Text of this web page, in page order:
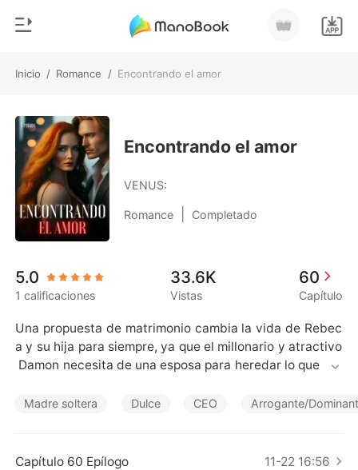
Inicio / Romance / Encontrando el amor
Recargar
Historia
Salir
Instalar APP
Género
Moderno
Hombre Lobo
Cuentos
Urbano
Cuentos Cortos
Encontrando el amor
VENUS:
Romance Completado
5.0
1 calificaciones
33.6K
Vistas
60
Capítulo
Una propuesta de matrimonio cambia la vida de Rebec
a y su hija para siempre, ya que el millonario y atractivo
Damon necesita de una esposa para heredar lo que por
ar una gran riqueza este lo hace para véngase de su pa
Madre soltera Dulce CEO Arrogante/
Capítulo 60 Epílogo 11-22 16:56